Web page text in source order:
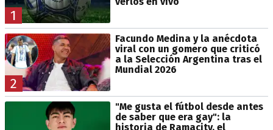
1
2
Facundo Medina y la anécdota
viral con un gomero que criticó
a la Selección Argentina tras el
Mundial 2026
"Me gusta el fútbol desde antes
de saber que era gay": la
historia de Ramacity, el